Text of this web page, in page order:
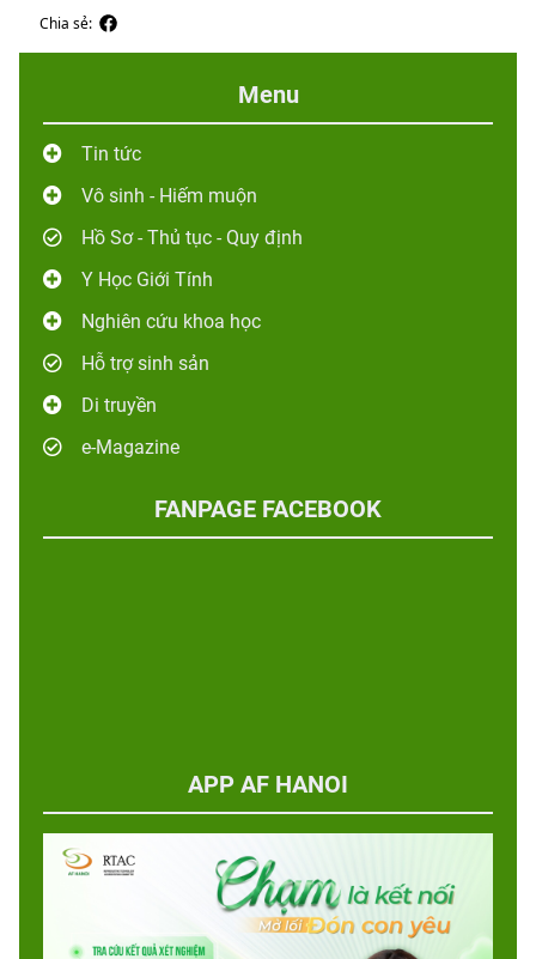
Chia sẻ:
Menu
Tin tức
Vô sinh - Hiếm muộn
Hồ Sơ - Thủ tục - Quy định
Y Học Giới Tính
Nghiên cứu khoa học
Hỗ trợ sinh sản
Di truyền
e-Magazine
FANPAGE FACEBOOK
APP AF HANOI